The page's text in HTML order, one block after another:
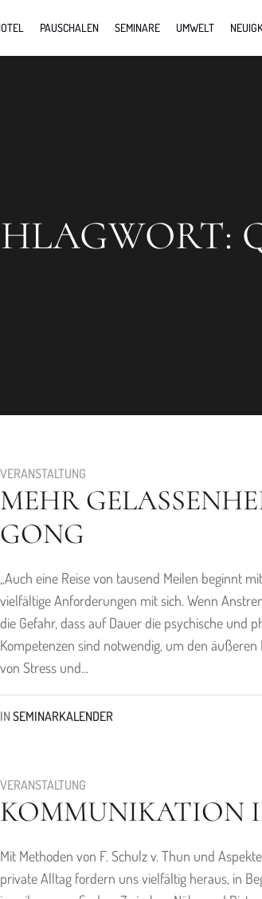
PAUSCHALEN SEMINARE UMWELT
VERANSTALTUNG
MEHR
GONG
„Auch eine Reise von tausend Meilen beginnt
vielfältige Anforderungen mit sich. Wenn
die Gefahr, dass auf Dauer die psychische und
Kompetenzen sind notwendig, um den
von Stress und...
INSEMINARKALENDER
VERANSTALTUNG
KOMMUNIKATION
Mit Methoden von F. Schulz v. Thun und
private Alltag fordern uns vielfältig heraus, in